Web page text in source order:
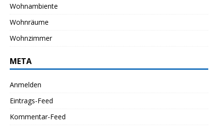
Wohnambiente
Wohnräume
Wohnzimmer
META
Anmelden
Eintrags-Feed
Kommentar-Feed